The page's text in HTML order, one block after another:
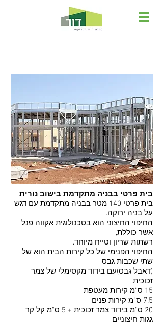
בית פרטי בבניה מתקדמת בישוב נורית
בית פרטי 140 מטר בבניה מתקדמת עם דגש
על בניה ירוקה.
החיפוי החיצוני הוא בטכנולוגית אקווה פנל
אשר כוללת,
רשתות שריון וטייח מיוחד.
החיפוי הפנימי של כל קירות הבית הוא של
שתי שכבות גבס
(דאבל גבס)עם בידוד מקסימלי של צמר
זכוכית.
15 ס"מ קירות מעטפת
7.5 ס"מ קירות פנים
20 ס"מ בידוד צמר זכוכית + 5 ס"מ קל קר
גגות חיצוניים